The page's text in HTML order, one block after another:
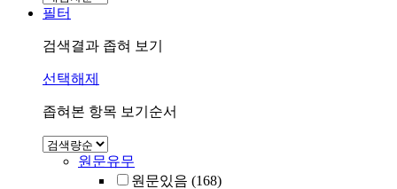
필터
검색결과 좁혀 보기
선택해제
좁혀본 항목 보기순서
원문유무
원문있음 (168)